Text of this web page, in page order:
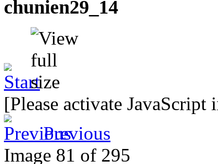
chunien29_14
[Please activate
Previous
Image 81 of 295